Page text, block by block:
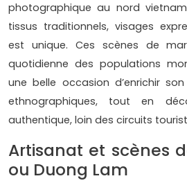
photographique au nord
tissus traditionnels, visages
est unique. Ces scènes de
quotidienne des populations
une belle occasion d’enrichir
ethnographiques, tout en
authentique, loin des circuits
Artisanat et scènes
ou Duong Lam